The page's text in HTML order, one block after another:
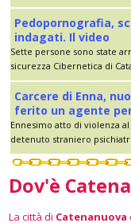
Pedopornografia,
indagati. Il video
Sette persone sono state
sicurezza Cibernetica di
Carcere di Enna,
ferito un agente
Ennesimo atto di violenza
detenuto straniero
Dov'è
La città di Catenanuova